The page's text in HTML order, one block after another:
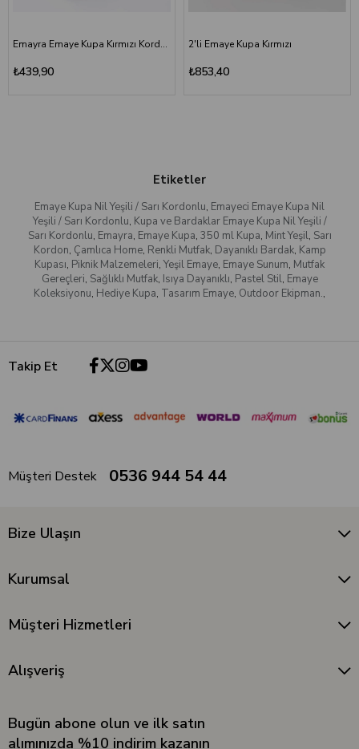
Emayra Emaye Kupa Kırmızı Kordon Kahve 380 ml | Çamlıca Home
₺439,90
2'li Emaye Kupa Kırmızı
₺853,40
Etiketler
Emaye Kupa Nil Yeşili / Sarı Kordonlu, Emayeci Emaye Kupa Nil
Yeşili / Sarı Kordonlu, Kupa ve Bardaklar Emaye Kupa Nil Yeşili /
Sarı Kordonlu, Emayra, Emaye Kupa, 350 ml Kupa, Mint Yeşil, Sarı
Kordon, Çamlıca Home, Renkli Mutfak, Dayanıklı Bardak, Kamp
Kupası, Piknik Malzemeleri, Yeşil Emaye, Emaye Sunum, Mutfak
Gereçleri, Sağlıklı Mutfak, Isıya Dayanıklı, Pastel Stil, Emaye
Koleksiyonu, Hediye Kupa, Tasarım Emaye, Outdoor Ekipman.,
Takip Et
Müşteri Destek 0536 944 54 44
Bize Ulaşın
Kurumsal
Müşteri Hizmetleri
Alışveriş
Bugün abone olun ve ilk satın
alımınızda %10 indirim kazanın